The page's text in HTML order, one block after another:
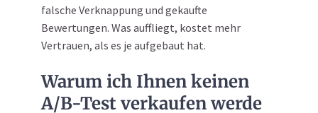
falsche Verknappung und gekaufte
Bewertungen. Was auffliegt, kostet mehr
Vertrauen, als es je aufgebaut hat.
Warum ich Ihnen keinen
A/B-Test verkaufen werde